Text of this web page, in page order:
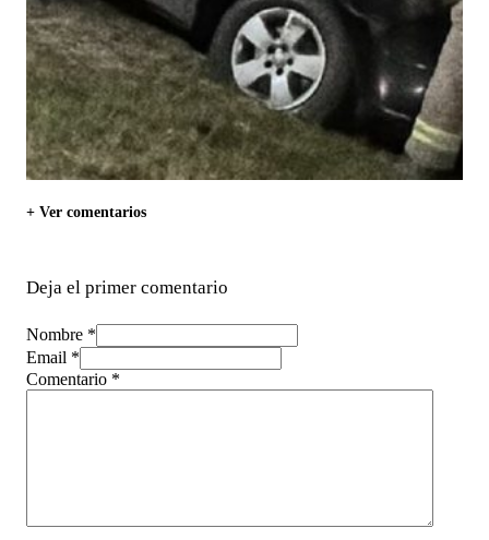
+ Ver comentarios
Deja el primer comentario
Nombre *
Email *
Comentario *